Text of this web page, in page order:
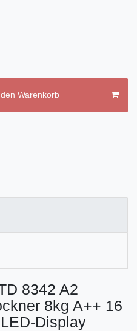
Warenkorb
8342 A2
8kg A++ 16
Display